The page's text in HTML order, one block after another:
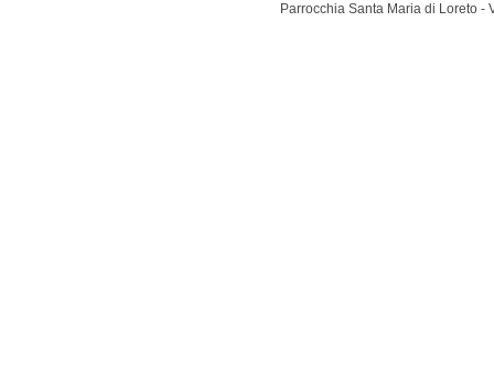
Parrocchia Santa Maria di Loreto -